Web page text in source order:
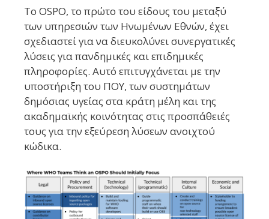
Το OSPO, το πρώτο του είδους του μεταξύ
των υπηρεσιών των Ηνωμένων Εθνών, έχει
σχεδιαστεί για να διευκολύνει συνεργατικές
λύσεις για πανδημικές και επιδημικές
πληροφορίες. Αυτό επιτυγχάνεται με την
υποστήριξη του ΠΟΥ, των συστημάτων
δημόσιας υγείας στα κράτη μέλη και της
ακαδημαϊκής κοινότητας στις προσπάθειές
τους για την εξεύρεση λύσεων ανοιχτού
κώδικα.